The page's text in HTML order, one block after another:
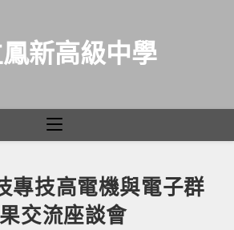
新高級中學
專技高電機與電子群
交流座談會